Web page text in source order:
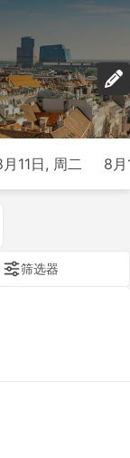
月11日, 周二 8
筛选器